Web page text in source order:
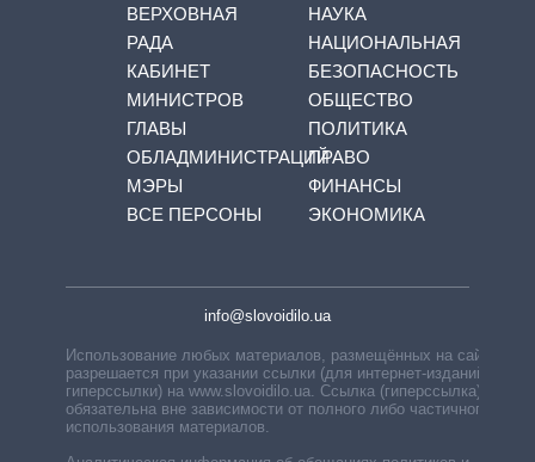
ВЕРХОВНАЯ
РАДА
КАБИНЕТ
МИНИСТРОВ
ГЛАВЫ
ОБЛАДМИНИСТРАЦИЙ
МЭРЫ
ВСЕ ПЕРСОНЫ
НАУКА
НАЦИОНАЛЬНАЯ
БЕЗОПАСНОСТЬ
ОБЩЕСТВО
ПОЛИТИКА
ПРАВО
ФИНАНСЫ
ЭКОНОМИКА
info@slovoidilo.ua
Использование любых материалов, размещённых на сайте,
разрешается при указании ссылки (для интернет-изданий —
гиперссылки) на www.slovoidilo.ua. Ссылка (гиперссылка)
обязательна вне зависимости от полного либо частичного
использования материалов.